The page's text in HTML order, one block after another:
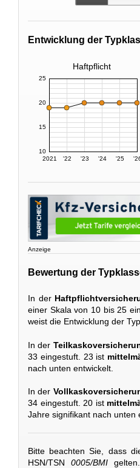
Entwicklung der
Haftpflicht
2021 '22 '23 '24 '25
10
15
20
25
Anzeige
Bewertung der
In der
einer Skala von 10 bis 25
weist die Entwicklung der
In der
33 eingestuft. 23 ist
nach unten entwickelt.
In der
34 eingestuft. 20 ist
Jahre signifikant nach unten
Bitte beachten Sie, dass
HSN/TSN0005/BMI